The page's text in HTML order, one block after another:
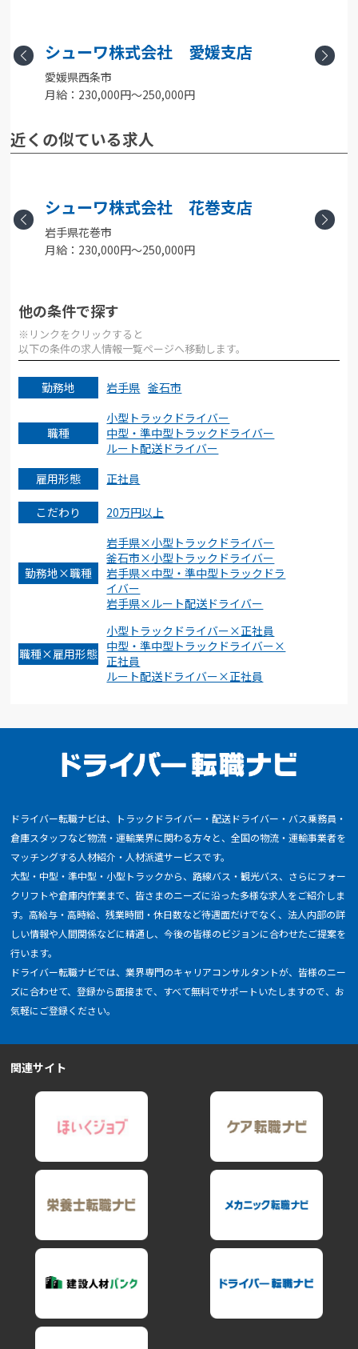
Previous
シューワ株式会社 愛媛支店
愛媛県西条市
月給：230,000円〜250,000円
Next
近くの似ている求人
Previous
シューワ株式会社 花巻支店
岩手県花巻市
月給：230,000円〜250,000円
Next
他の条件で探す
※リンクをクリックすると
以下の条件の求人情報一覧ページへ移動します。
勤務地 岩手県 釜石市
職種
小型トラックドライバー
中型・準中型トラックドライバー
ルート配送ドライバー
雇用形態
正社員
こだわり 20万円以上
勤務地×職種
岩手県×小型トラックドライバー
釜石市×小型トラックドライバー
岩手県×中型・準中型トラックドラ
イバー
岩手県×ルート配送ドライバー
職種×雇用形態
小型トラックドライバー×正社員
中型・準中型トラックドライバー×
正社員
ルート配送ドライバー×正社員
ドライバー転職ナビは、トラックドライバー・配送ドライバー・バス乗務員・
倉庫スタッフなど物流・運輸業界に関わる方々と、全国の物流・運輸事業者を
マッチングする人材紹介・人材派遣サービスです。
大型・中型・準中型・小型トラックから、路線バス・観光バス、さらにフォー
クリフトや倉庫内作業まで、皆さまのニーズに沿った多様な求人をご紹介しま
す。高給与・高時給、残業時間・休日数など待遇面だけでなく、法人内部の詳
しい情報や人間関係などに精通し、今後の皆様のビジョンに合わせたご提案を
行います。
ドライバー転職ナビでは、業界専門のキャリアコンサルタントが、皆様のニー
ズに合わせて、登録から面接まで、すべて無料でサポートいたしますので、お
気軽にご登録ください。
関連サイト